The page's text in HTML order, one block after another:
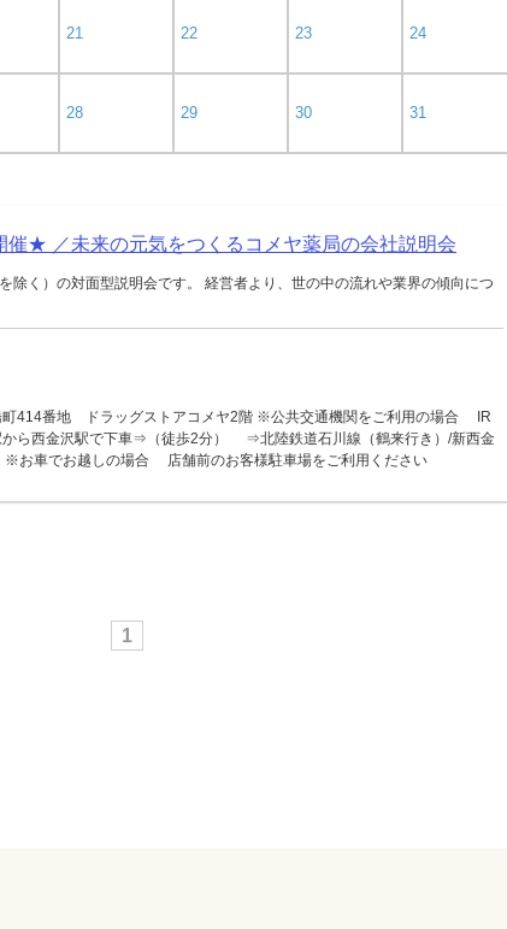
21 22 23 24
28 29 30 31
催★ ／未来の元気をつくるコメヤ薬局の会社説明会
除く）の対面型説明会です。 経営者より、世の中の流れや業界の傾向につ
町414番地 ドラッグストアコメヤ2階 ※公共交通機関をご利用の場合 IR
から西金沢駅で下車⇒（徒歩2分） ⇒北陸鉄道石川線（鶴来行き）/新西金
お車でお越しの場合 店舗前のお客様駐車場をご利用ください
1